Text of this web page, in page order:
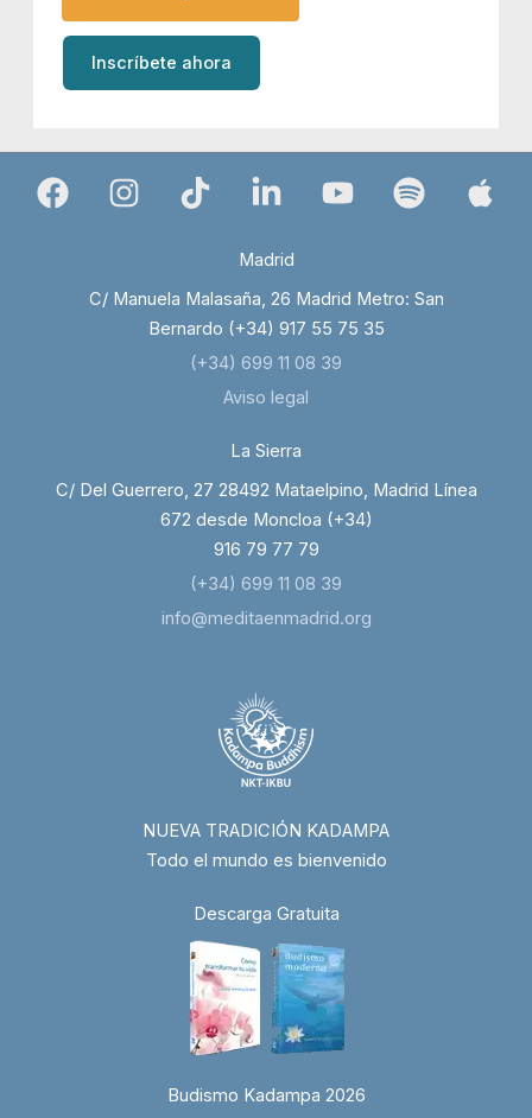
Inscríbete ahora
Madrid
C/ Manuela Malasaña, 26 Madrid Metro: San
Bernardo (+34) 917 55 75 35
(+34) 699 11 08 39
Aviso legal
La Sierra
C/ Del Guerrero, 27 28492 Mataelpino, Madrid Línea
672 desde Moncloa (+34)
916 79 77 79
(+34) 699 11 08 39
info@meditaenmadrid.org
NUEVA TRADICIÓN KADAMPA
Todo el mundo es bienvenido
Descarga Gratuita
Budismo Kadampa 2026